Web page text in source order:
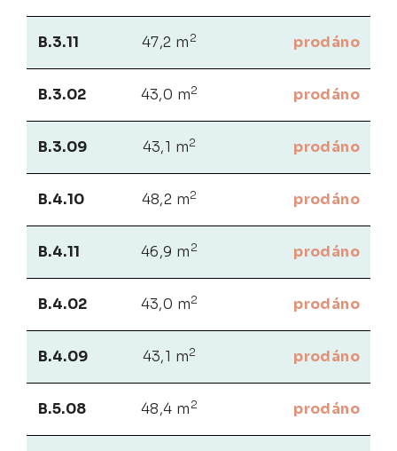
B.3.11 47,2 m 2 prodáno
B.3.02 43,0 m2 prodáno
B.3.09 43,1 m2 prodáno
B.4.10 48,2 m2 prodáno
B.4.11 46,9 m 2 prodáno
B.4.02 43,0 m2 prodáno
B.4.09 43,1 m2 prodáno
B.5.08 48,4 m 2 prodáno